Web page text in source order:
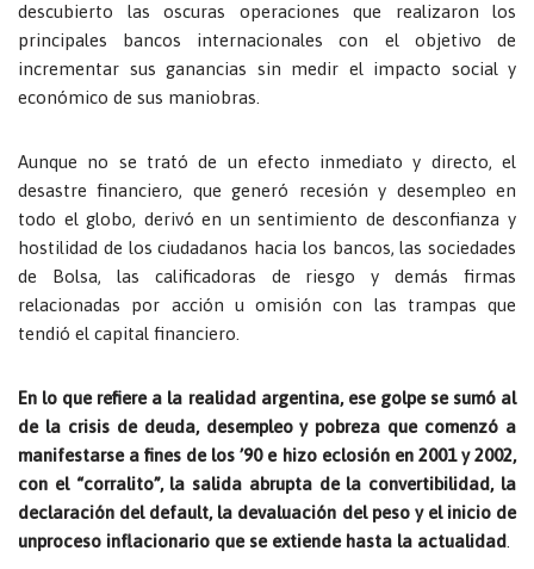
descubierto las oscuras operaciones que realizaron los
principales bancos internacionales con el objetivo de
incrementar sus ganancias sin medir el impacto social y
económico de sus maniobras.
Aunque no se trató de un efecto inmediato y directo, el
desastre financiero, que generó recesión y desempleo en
todo el globo, derivó en un sentimiento de desconfianza y
hostilidad de los ciudadanos hacia los bancos, las sociedades
de Bolsa, las calificadoras de riesgo y demás firmas
relacionadas por acción u omisión con las trampas que
tendió el capital financiero.
En lo que refiere a la realidad argentina, ese golpe se sumó al
de la crisis de deuda, desempleo y pobreza que comenzó a
manifestarse a fines de los ’90 e hizo eclosión en 2001 y 2002,
con el “corralito”, la salida abrupta de la convertibilidad, la
declaración del default, la devaluación del peso y el inicio de
unproceso inflacionario que se extiende hasta la actualidad